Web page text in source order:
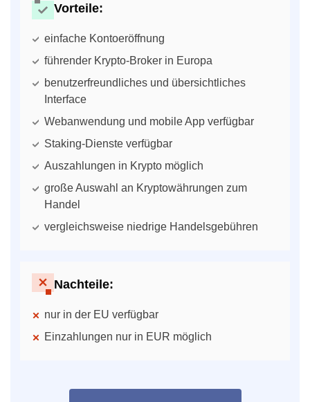
Vorteile:
einfache Kontoeröffnung
führender Krypto-Broker in Europa
benutzerfreundliches und übersichtliches
Interface
Webanwendung und mobile App verfügbar
Staking-Dienste verfügbar
Auszahlungen in Krypto möglich
große Auswahl an Kryptowährungen zum
Handel
vergleichsweise niedrige Handelsgebühren
Nachteile:
nur in der EU verfügbar
Einzahlungen nur in EUR möglich